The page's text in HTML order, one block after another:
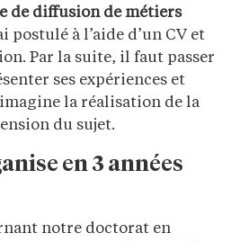
de diffusion de métiers
postulé à l’aide d’un CV et
Par la suite, il faut passer
ses expériences et
la réalisation de la
du sujet.
en 3 années
notre doctorat en